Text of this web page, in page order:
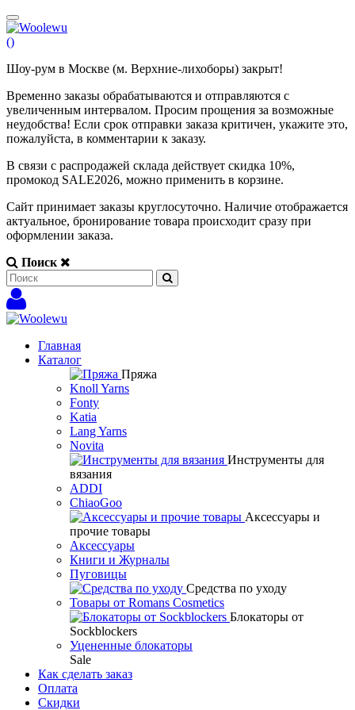
()
Шоу-рум в Москве (м. Верхние-лихоборы) закрыт!
Временно заказы обрабатываются и отправляются с
увеличенным интервалом. Просим прощения за возможные
неудобства! Если срок отправки заказа критичен, укажите это,
пожалуйста, в комментарии к заказу.
В связи с распродажей склада действует скидка 10%,
промокод SALE2026, можно применить в корзине.
Сайт принимает заказы круглосуточно. Наличие отображается
актуальное, бронирование товара происходит сразу при
оформлении заказа.
Поиск
Главная
Каталог
Пряжа
Knoll Yarns
Fonty
Katia
Lang Yarns
Novita
Инструменты для
вязания
ADDI
ChiaoGoo
Аксессуары и
прочие товары
Аксессуары
Книги и Журналы
Пуговицы
Средства по уходу
Товары от Romans Cosmetics
Блокаторы от
Sockblockers
Уцененные блокаторы
Sale
Как сделать заказ
Оплата
Скидки